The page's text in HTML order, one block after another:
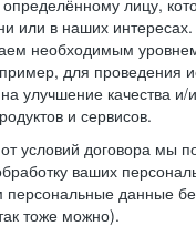
лицу,
или в наших
необходимым
для проведения
улучшение качества и/
и сервисов.
условий договора мы
ваших
данные
тоже можно).